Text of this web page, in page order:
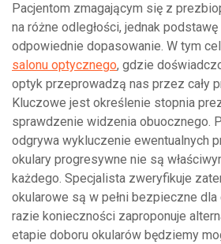
Pacjentom zmagającym się z
na różne odległości, jednak
odpowiednie dopasowanie. W tym
salonu optycznego, gdzie
optyk przeprowadzą nas przez cały
Kluczowe jest określenie stopnia
sprawdzenie widzenia obuocznego.
odgrywa wykluczenie ewentualnych
okulary progresywne nie są
każdego. Specjalista zweryfikuje
okularowe są w pełni bezpieczne dla
razie konieczności zaproponuje
etapie doboru okularów będziemy